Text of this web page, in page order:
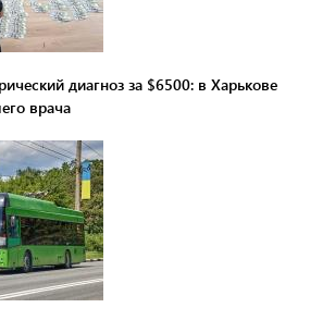
диагноз за $6500: в Харькове
врача